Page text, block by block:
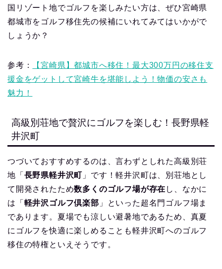
国リゾート地でゴルフを楽しみたい方は、ぜひ宮崎県
都城市をゴルフ移住先の候補にいれてみてはいかがで
しょうか？
参考：
【宮崎県】都城市へ移住！最大300万円の移住支
援金をゲットして宮崎牛を堪能しよう！物価の安さも
魅力！
高級別荘地で贅沢にゴルフを楽しむ！長野県軽
井沢町
つづいておすすめするのは、言わずとしれた高級別荘
地「 長野県軽井沢町 」です！軽井沢町は、別荘地とし
て開発されたため数多くのゴルフ場が存在 し、なかに
は「 軽井沢ゴルフ倶楽部 」といった超名門ゴルフ場ま
であります。夏場でも涼しい避暑地であるため、真夏
にゴルフを快適に楽しめることも軽井沢町へのゴルフ
移住の特権といえそうです。